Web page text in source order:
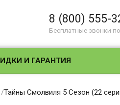
8 (800) 555-
Бесплатные звонки
И ГАРАНТИЯ
/Тайны Смолвиля 5 Сезон (22